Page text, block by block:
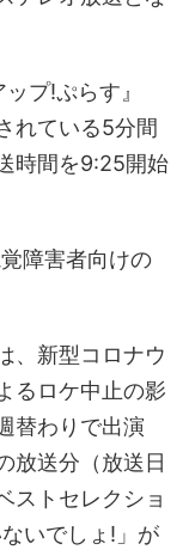
プ!ぷらす』
れている5分間
時間を9:25開始
障害者向けの
、新型コロナウ
るロケ中止の影
替わりで出演
放送分（放送日
ストセレクショ
いでしょ!」が